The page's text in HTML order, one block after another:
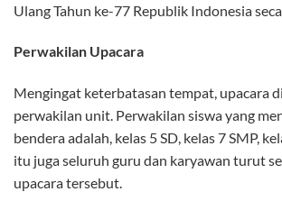
Ulang Tahun ke-77 Republik Indonesia
Perwakilan Upacara
Mengingat keterbatasan tempat, upacara
perwakilan unit. Perwakilan siswa yang
bendera adalah, kelas 5 SD, kelas 7 SMP,
itu juga seluruh guru dan karyawan turut
upacara tersebut.